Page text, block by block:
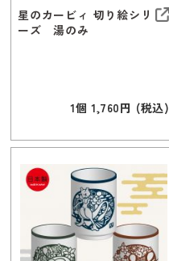
星のカービィ 切り絵シリ
ーズ 湯のみ
1個 1,760円 (税込)